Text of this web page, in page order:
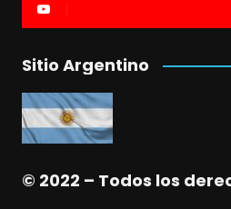
Sitio Argentino
© 2022 – Todos los